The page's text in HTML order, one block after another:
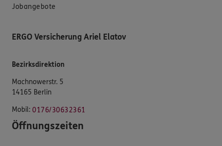
Jobangebote
ERGO Versicherung Ariel Elatov
Bezirksdirektion
Machnowerstr. 5
14165 Berlin
Mobil: 0176/30632361
Öffnungszeiten